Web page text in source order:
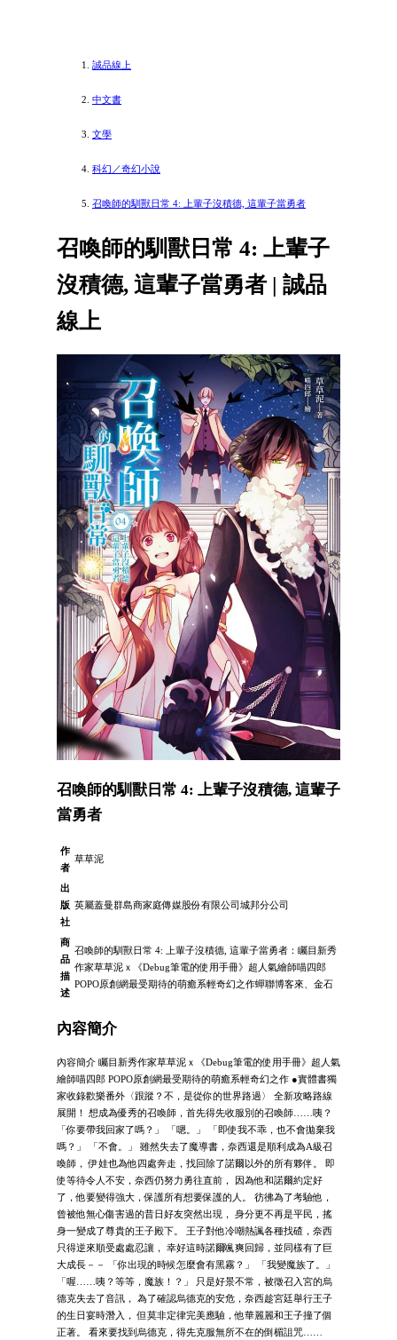
誠品線上
中文書
文學
科幻／奇幻小說
召喚師的馴獸日常 4: 上輩子沒積德, 這輩子當勇者
召喚師的馴獸日常 4: 上輩子
沒積德, 這輩子當勇者 | 誠品
線上
召喚師的馴獸日常 4: 上輩子沒積德, 這輩子
當勇者
作
者
草草泥
出
版
社
英屬蓋曼群島商家庭傳媒股份有限公司城邦分公司
商
品
描
述
召喚師的馴獸日常 4: 上輩子沒積德, 這輩子當勇者：矚目新秀
作家草草泥ｘ《Debug筆電的使用手冊》超人氣繪師喵四郎
POPO原創網最受期待的萌癒系輕奇幻之作蟬聯博客來、金石
內容簡介
內容簡介 矚目新秀作家草草泥ｘ《Debug筆電的使用手冊》超人氣
繪師喵四郎 POPO原創網最受期待的萌癒系輕奇幻之作 ●實體書獨
家收錄歡樂番外〈跟蹤？不，是從你的世界路過〉 全新攻略路線
展開！ 想成為優秀的召喚師，首先得先收服別的召喚師……咦？
「你要帶我回家了嗎？」 「嗯。」 「即使我不乖，也不會拋棄我
嗎？」 「不會。」 雖然失去了魔導書，奈西還是順利成為A級召
喚師， 伊娃也為他四處奔走，找回除了諾爾以外的所有夥伴。 即
使等待令人不安，奈西仍努力勇往直前， 因為他和諾爾約定好
了，他要變得強大，保護所有想要保護的人。 彷彿為了考驗他，
曾被他無心傷害過的昔日好友突然出現， 身分更不再是平民，搖
身一變成了尊貴的王子殿下。 王子對他冷嘲熱諷各種找碴，奈西
只得逆來順受處處忍讓， 幸好這時諾爾颯爽回歸，並同樣有了巨
大成長－－ 「你出現的時候怎麼會有黑霧？」 「我變魔族了。」
「喔……咦？等等，魔族！？」 只是好景不常，被徵召入宮的烏
德克失去了音訊， 為了確認烏德克的安危，奈西趁宮廷舉行王子
的生日宴時潛入， 但莫非定律完美應驗，他華麗麗和王子撞了個
正著。 看來要找到烏德克，得先克服無所不在的倒楣詛咒……